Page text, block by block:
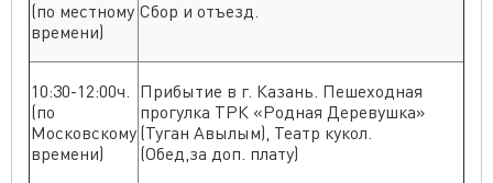
(по местному
времени)
Сбор и отъезд.
10:30-12:00ч.
(по
Московскому
времени)
Прибытие в г. Казань. Пешеходная
прогулка ТРК «Родная Деревушка»
(Туган Авылым), Театр кукол.
(Обед,за доп. плату)